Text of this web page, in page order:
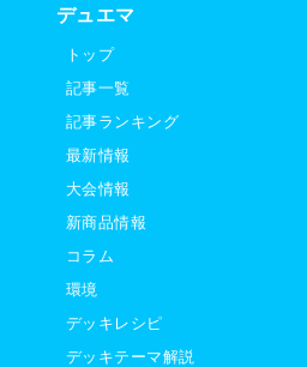
デュエマ
トップ
記事一覧
記事ランキング
最新情報
大会情報
新商品情報
コラム
環境
デッキレシピ
デッキテーマ解説